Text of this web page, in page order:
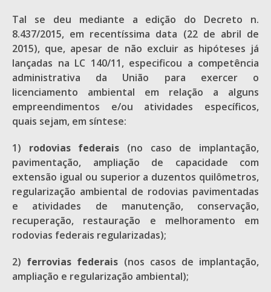
Tal se deu mediante a edição do Decreto n.
8.437/2015, em recentíssima data (22 de abril de
2015), que, apesar de não excluir as hipóteses já
lançadas na LC 140/11, especificou a competência
administrativa da União para exercer o
licenciamento ambiental em relação a alguns
empreendimentos e/ou atividades específicos,
quais sejam, em síntese:
1) rodovias federais (no caso de implantação,
pavimentação, ampliação de capacidade com
extensão igual ou superior a duzentos quilômetros,
regularização ambiental de rodovias pavimentadas
e atividades de manutenção, conservação,
recuperação, restauração e melhoramento em
rodovias federais regularizadas);
2) ferrovias federais (nos casos de implantação,
ampliação e regularização ambiental);